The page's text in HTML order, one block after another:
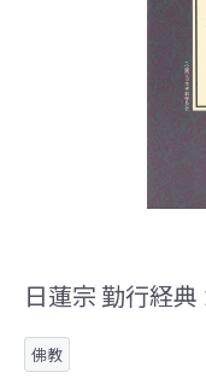
日蓮宗 勤行経
佛教